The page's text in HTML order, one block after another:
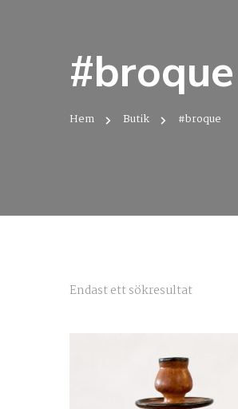
#broque
Hem Butik #broque
Endast ett sökresultat